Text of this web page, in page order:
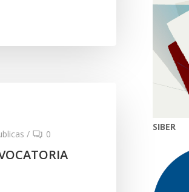
/ 0
SIBER